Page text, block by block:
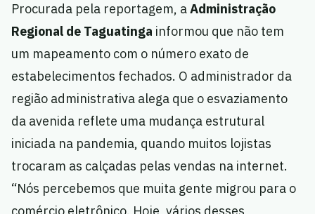
Procurada pela reportagem, aAdministração
Regional de Taguatinga informou que não tem
um mapeamento com o número exato de
estabelecimentos fechados. O administrador da
região administrativa alega que o esvaziamento
da avenida reflete uma mudança estrutural
iniciada na pandemia, quando muitos lojistas
trocaram as calçadas pelas vendas na internet.
“Nós percebemos que muita gente migrou para o